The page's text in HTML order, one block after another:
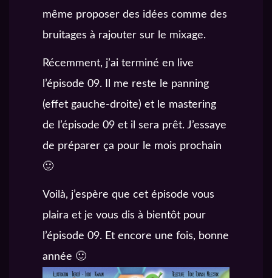
même proposer des idées comme des
bruitages à rajouter sur le mixage.
Récemment, j’ai terminé en live
l’épisode 09. Il me reste le panning
(effet gauche-droite) et le mastering
de l’épisode 09 et il sera prêt. J’essaye
de préparer ça pour le mois prochain
🙂
Voilà, j’espère que cet épisode vous
plaira et je vous dis à bientôt pour
l’épisode 09. Et encore une fois, bonne
année 🙂